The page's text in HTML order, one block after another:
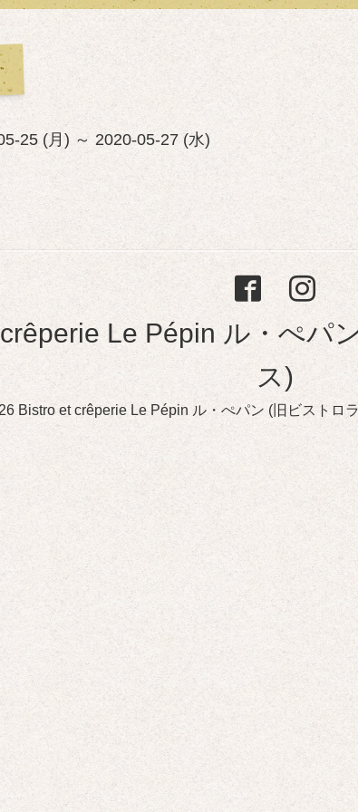
25 (月) ～ 2020-05-27 (水)
Le Pépin ル・ぺパ
ス)
Bistro et crêperie Le Pépin ル・ぺパン (旧ビストロ